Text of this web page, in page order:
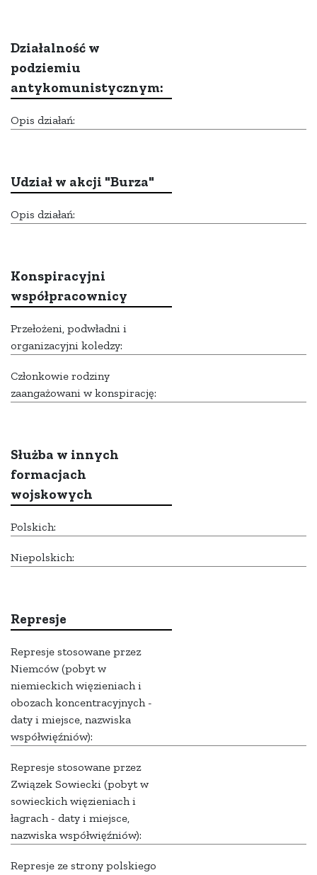
Działalność w
podziemiu
antykomunistycznym:
Opis działań:
Udział w akcji "Burza"
Opis działań:
Konspiracyjni
współpracownicy
Przełożeni, podwładni i
organizacyjni koledzy:
Członkowie rodziny
zaangażowani w konspirację:
Służba w innych
formacjach
wojskowych
Polskich:
Niepolskich:
Represje
Represje stosowane przez
Niemców (pobyt w
niemieckich więzieniach i
obozach koncentracyjnych -
daty i miejsce, nazwiska
współwięźniów):
Represje stosowane przez
Związek Sowiecki (pobyt w
sowieckich więzieniach i
łagrach - daty i miejsce,
nazwiska współwięźniów):
Represje ze strony polskiego